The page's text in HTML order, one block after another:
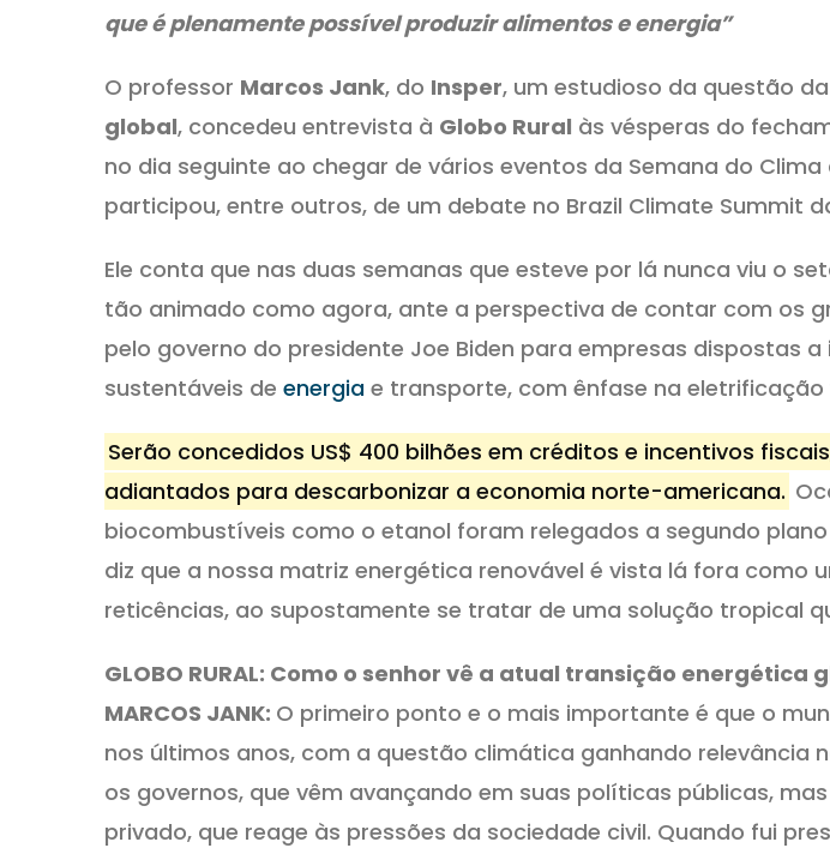
que é plenamente possível produzir alimentos e energia”
O professor Marcos Jank, do Insper, um estudioso da questão da
global, concedeu entrevista à Globo Rural às vésperas do
no dia seguinte ao chegar de vários eventos da Semana do Clima
participou, entre outros, de um debate no Brazil Climate Summit
Ele conta que nas duas semanas que esteve por lá nunca viu o
tão animado como agora, ante a perspectiva de contar com os
pelo governo do presidente Joe Biden para empresas dispostas
sustentáveis de energia e transporte, com ênfase na eletrificação
Serão concedidos US$ 400 bilhões em créditos e incentivos
adiantados para descarbonizar a economia norte-americana.
biocombustíveis como o etanol foram relegados a segundo plano
diz que a nossa matriz energética renovável é vista lá fora como
reticências, ao supostamente se tratar de uma solução tropical
GLOBO RURAL: Como o senhor vê a atual transição energética
MARCOS JANK: O primeiro ponto e o mais importante é que o
nos últimos anos, com a questão climática ganhando relevância
os governos, que vêm avançando em suas políticas públicas,
privado, que reage às pressões da sociedade civil. Quando fui